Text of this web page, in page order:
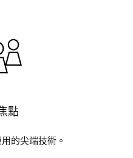
點
的尖端技術。